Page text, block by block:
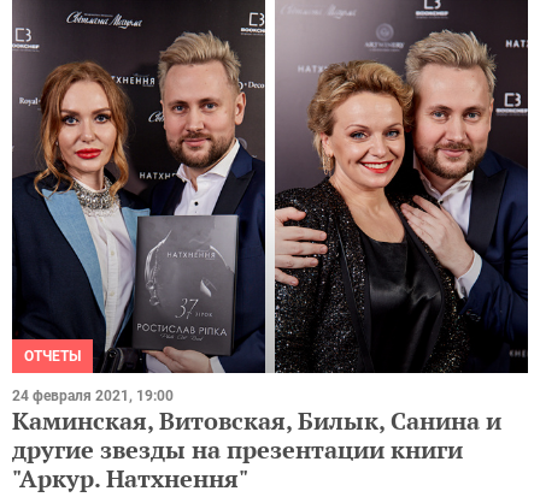
ОТЧЕТЫ
24 февраля 2021, 19:00
Каминская, Витовская, Билык, Санина и
другие звезды на презентации книги
"Аркур. Натхнення"